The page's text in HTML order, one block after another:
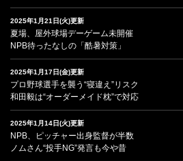
2025年1月21日(火)更新
夏場、屋外球場デーゲーム未開催
NPB待ったなしの「酷暑対策」
2025年1月17日(金)更新
プロ野球選手を襲う“寝違え”リスク
和田毅は“オーダーメイド枕”で対応
2025年1月14日(火)更新
NPB、ピッチャー出身監督が半数
ノムさん“投手NG”発言も今や昔